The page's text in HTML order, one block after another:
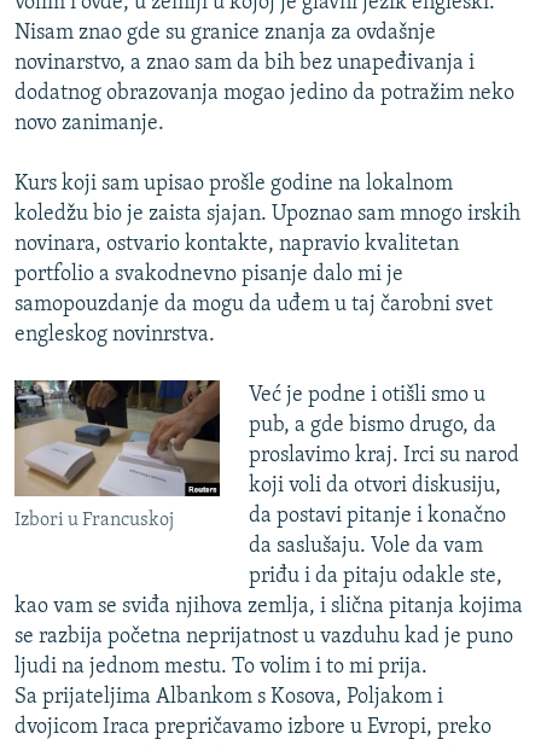
Nisam znao gde su granice znanja za ovdašnje
novinarstvo, a znao sam da bih bez unapeđivanja i
dodatnog obrazovanja mogao jedino da potražim neko
novo zanimanje.
Kurs koji sam upisao prošle godine na lokalnom
koledžu bio je zaista sjajan. Upoznao sam mnogo irskih
novinara, ostvario kontakte, napravio kvalitetan
portfolio a svakodnevno pisanje dalo mi je
samopouzdanje da mogu da uđem u taj čarobni svet
engleskog novinrstva.
Izbori u Francuskoj
Već je podne i otišli smo u
pub, a gde bismo drugo, da
proslavimo kraj. Irci su narod
koji voli da otvori diskusiju,
da postavi pitanje i konačno
da saslušaju. Vole da vam
priđu i da pitaju odakle ste,
kao vam se sviđa njihova zemlja, i slična pitanja kojima
se razbija početna neprijatnost u vazduhu kad je puno
ljudi na jednom mestu. To volim i to mi prija.
Sa prijateljima Albankom s Kosova, Poljakom i
dvojicom Iraca prepričavamo izbore u Evropi, preko